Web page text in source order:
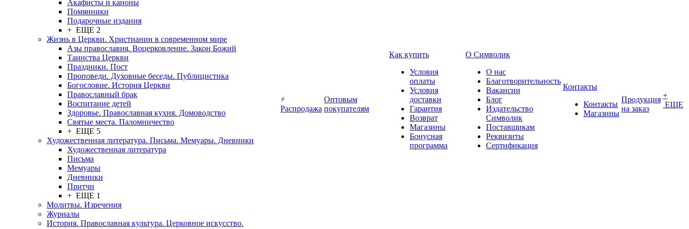
Акафисты и каноны
Помянники
Подарочные издания
+ ЕЩЕ 2
Жизнь в Церкви. Христианин в современном мире
Азы православия. Воцерковление. Закон Божий
Таинства Церкви
Праздники. Пост
Проповеди. Духовные беседы. Публицистика
Богословие. История Церкви
Православный брак
Воспитание детей
Здоровье. Православная кухня. Домоводство
Святые места. Паломничество
+ ЕЩЕ 5
Художественная литература. Письма. Мемуары. Дневники
Художественная литература
Письма
Мемуары
Дневники
Притчи
+ ЕЩЕ 1
Молитвы. Изречения
Журналы
История. Православная культура. Церковное искусство.
Распродажа
Оптовым
покупателям
Как купить
Условия
оплаты
Условия
доставки
Гарантия
Возврат
Магазины
Бонусная
программа
О Символик
О нас
Благотворительность
Вакансии
Блог
Издательство
Символик
Поставщикам
Реквизиты
Сертификация
Контакты
Контакты
Магазины
Продукция
на заказ
+
ЕЩЕ